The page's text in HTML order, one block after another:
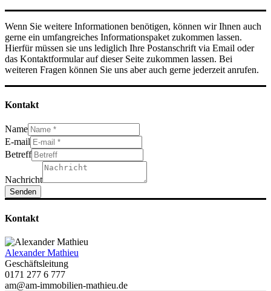
Wenn Sie weitere Informationen benötigen, können wir Ihnen auch
gerne ein umfangreiches Informationspaket zukommen lassen.
Hierfür müssen sie uns lediglich Ihre Postanschrift via Email oder
das Kontaktformular auf dieser Seite zukommen lassen. Bei
weiteren Fragen können Sie uns aber auch gerne jederzeit anrufen.
Kontakt
Name
E-mail
Betreff
Nachricht
Senden
Kontakt
Alexander Mathieu
Geschäftsleitung
0171 277 6 777
am@am-immobilien-mathieu.de